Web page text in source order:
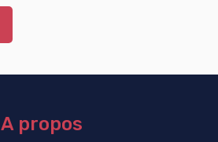
A propos